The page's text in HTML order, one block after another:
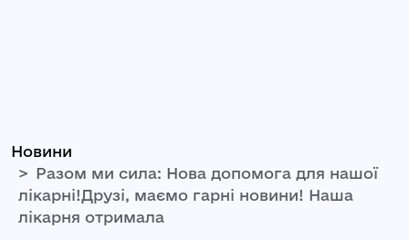
Новини
Разом ми сила: Нова допомога для нашої
лікарні!Друзі, маємо гарні новини! Наша
лікарня отримала